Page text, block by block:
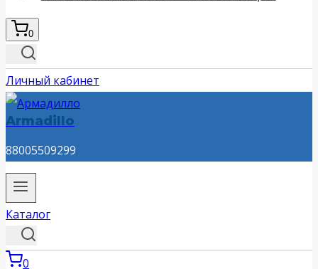
0
Личный кабинет
Armadillo
88005509299
Каталог
0